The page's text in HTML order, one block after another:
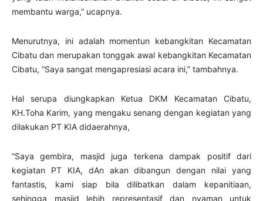
membantu warga,” ucapnya.
Menurutnya, ini adalah momentun kebangkitan Kecamatan
Cibatu dan merupakan tonggak awal kebangkitan Kecamatan
Cibatu, “Saya sangat mengapresiasi acara ini,” tambahnya.
Hal serupa diungkapkan Ketua DKM Kecamatan Cibatu,
KH.Toha Karim, yang mengaku senang dengan kegiatan yang
dilakukan PT KIA didaerahnya,
“Saya gembira, masjid juga terkena dampak positif dari
kegiatan PT KIA, dAn akan dibangun dengan nilai yang
fantastis, kami siap bila dilibatkan dalam kepanitiaan,
sehingga masjid lebih representasif dan nyaman untuk